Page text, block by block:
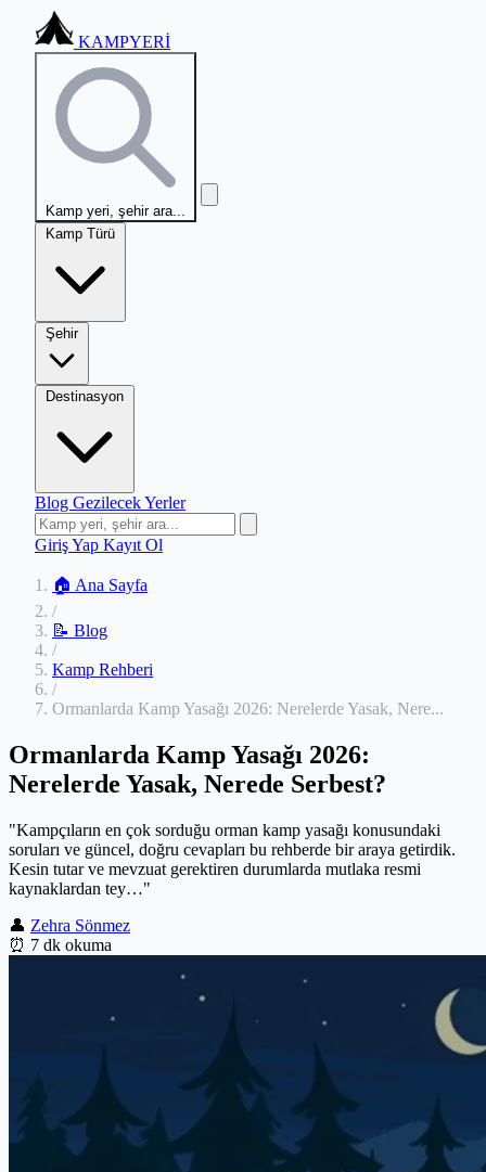
KAMPYERİ
Kamp yeri, şehir ara...
Kamp Türü
Şehir
Destinasyon
Blog Gezilecek Yerler
Giriş Yap Kayıt Ol
🏠 Ana Sayfa
/
📝 Blog
/
Kamp Rehberi
/
Ormanlarda Kamp Yasağı 2026: Nerelerde Yasak, Nere...
Ormanlarda Kamp Yasağı 2026:
Nerelerde Yasak, Nerede Serbest?
"Kampçıların en çok sorduğu orman kamp yasağı konusundaki
soruları ve güncel, doğru cevapları bu rehberde bir araya getirdik.
Kesin tutar ve mevzuat gerektiren durumlarda mutlaka resmi
kaynaklardan tey…"
👤 Zehra Sönmez
⏰ 7 dk okuma